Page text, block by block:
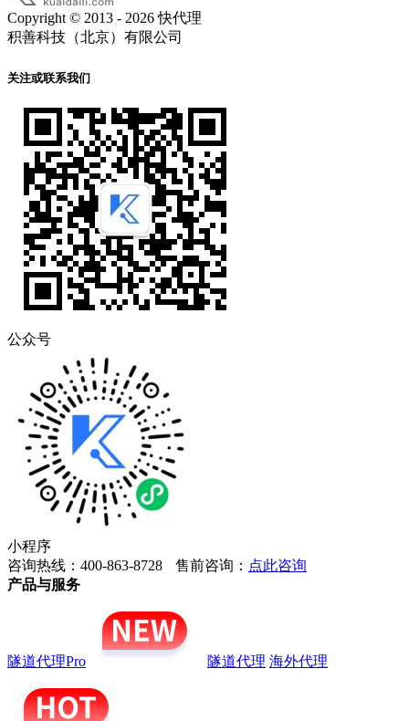
Copyright © 2013 - 2026 快代理
积善科技（北京）有限公司
关注或联系我们
公众号
小程序
咨询热线：400-863-8728
售前咨询： 点此咨询
产品与服务
隧道代理Pro 隧道代理 海外代理